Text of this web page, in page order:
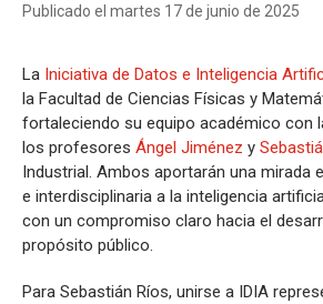
Publicado el martes 17 de junio de 2025
La Iniciativa de Datos e Inteligencia
la Facultad de Ciencias Físicas y
fortaleciendo su equipo académico con
los profesores Ángel Jiménez y
Industrial. Ambos aportarán una mirada
e interdisciplinaria a la inteligencia
con un compromiso claro hacia el
propósito público.
Para Sebastián Ríos, unirse a IDIA